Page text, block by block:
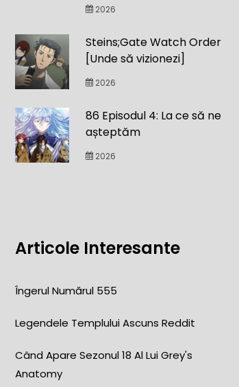
2026
Steins;Gate Watch Order
[Unde să vizionezi]
2026
86 Episodul 4: La ce să ne
așteptăm
2026
Articole Interesante
Îngerul Numărul 555
Legendele Templului Ascuns Reddit
Când Apare Sezonul 18 Al Lui Grey's
Anatomy